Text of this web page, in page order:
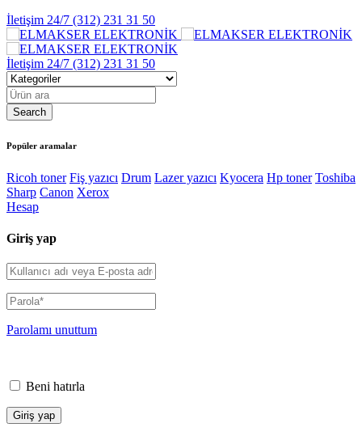
İletişim 24/7 (312) 231 31 50
İletişim 24/7 (312) 231 31 50
Popüler aramalar
Ricoh toner Fiş yazıcı Drum Lazer yazıcı Kyocera Hp toner Toshiba
Sharp Canon Xerox
Hesap
Giriş yap
Parolamı unuttum
Beni hatırla